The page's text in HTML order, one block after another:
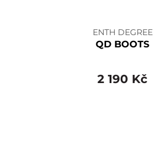
ENTH DEGREE
QD BOOTS
2 190 Kč